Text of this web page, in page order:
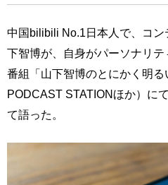
中国bilibili No.1日本人で、コ
下智博が、自身がパーソナリ
番組「山下智博のとにかく明
PODCAST STATIONほか）に
て語った。